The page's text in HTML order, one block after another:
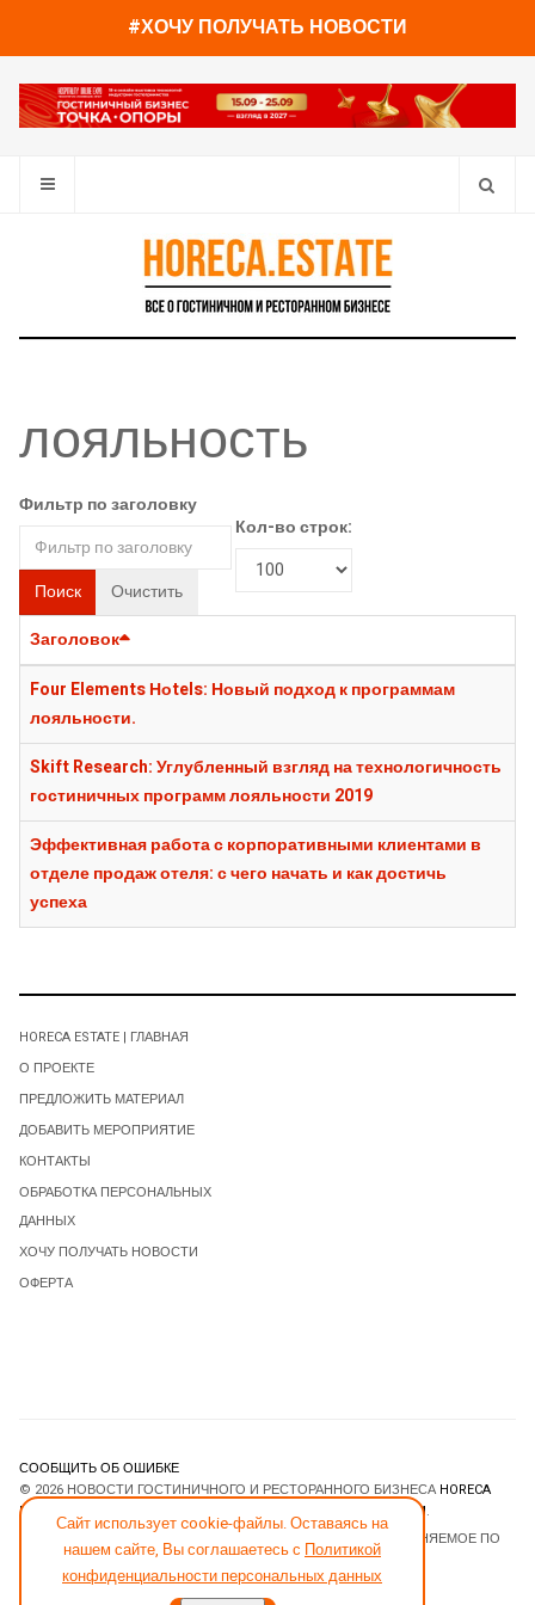
#ХОЧУ ПОЛУЧАТЬ НОВОСТИ
лояльность
Фильтр по заголовку
Поиск Очистить
Кол-во строк:
Заголовок
Four Elements Ноtels: Новый подход к программам
лояльности.
Skift Research: Углубленный взгляд на технологичность
гостиничных программ лояльности 2019
Эффективная работа с корпоративными клиентами в
отделе продаж отеля: с чего начать и как достичь
успеха
Сайт использует cookie-файлы. Оставаясь на
нашем сайте, Вы соглашаетесь с Политикой
конфиденциальности персональных данных
HORECA ESTATE | ГЛАВНАЯ
О ПРОЕКТЕ
ПРЕДЛОЖИТЬ МАТЕРИАЛ
ДОБАВИТЬ МЕРОПРИЯТИЕ
КОНТАКТЫ
ОБРАБОТКА ПЕРСОНАЛЬНЫХ
ДАННЫХ
ХОЧУ ПОЛУЧАТЬ НОВОСТИ
ОФЕРТА
СООБЩИТЬ ОБ ОШИБКЕ
© 2026 НОВОСТИ ГОСТИНИЧНОГО И РЕСТОРАННОГО БИЗНЕСА HORECA
ESTATE
JOOMLART.COM.
- ПРОГРАММНОЕ ОБЕСПЕЧЕНИЕ, РАСПРОСТРАНЯЕМОЕ ПО
ЛИЦЕНЗИИGNU GENERAL PUBLIC LICENSE